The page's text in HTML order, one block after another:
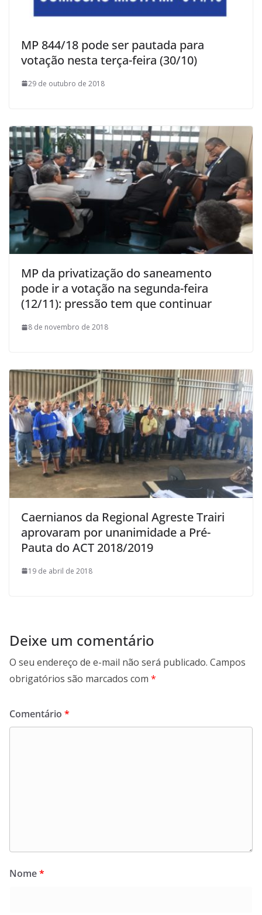
MP 844/18 pode ser pautada para
votação nesta terça-feira (30/10)
29 de outubro de 2018
MP da privatização do saneamento
pode ir a votação na segunda-feira
(12/11): pressão tem que continuar
8 de novembro de 2018
Caernianos da Regional Agreste Trairi
aprovaram por unanimidade a Pré-
Pauta do ACT 2018/2019
19 de abril de 2018
Deixe um comentário
O seu endereço de e-mail não será publicado. Campos
obrigatórios são marcados com *
Comentário *
Nome*